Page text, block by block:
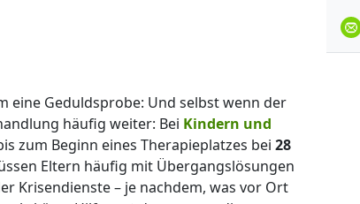
eine Geduldsprobe: Und selbst wenn der
häufig weiter: Bei Kindern und
zum Beginn eines Therapieplatzes bei 28
Eltern häufig mit Übergangslösungen
Krisendienste – je nachdem, was vor Ort